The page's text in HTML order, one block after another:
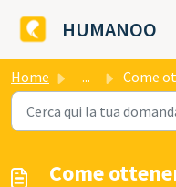
HUMANOO
Home ... Come
Come